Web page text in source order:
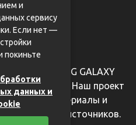
сайт SAMSUNG GALAXY
сайт. Наш проект
все фотоматериалы и
источников.
и
сервису
Если нет —
покиньте
данных и